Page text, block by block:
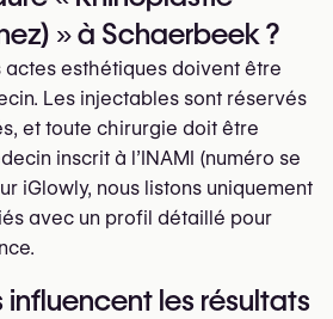
» à Schaerbeek ?
actes esthétiques doivent être
Les injectables sont réservés
et toute chirurgie doit être
inscrit à l’INAMI (numéro se
iGlowly, nous listons uniquement
avec un profil détaillé pour
les résultats